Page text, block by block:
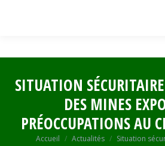
SITUATION
DES MINES
PRÉOCCUPATIONS AU
Vous êtes ici :
Accueil Actualités Situation